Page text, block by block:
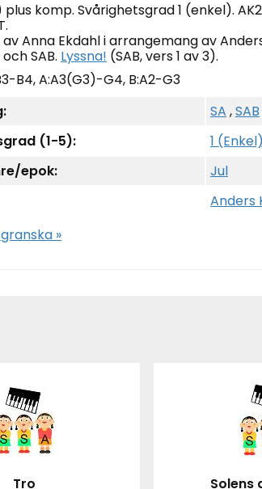
plus komp. Svårighetsgrad 1 (enkel).
av Anna Ekdahl i arrangemang av
SAB. Lyssna! (SAB, vers 1 av 3).
B4, A:A3(G3)-G4, B:A2-G3
SA ,SAB
(1-5):
1 (Enkel)
epok:
Jul
Anders
»
Tro Solens